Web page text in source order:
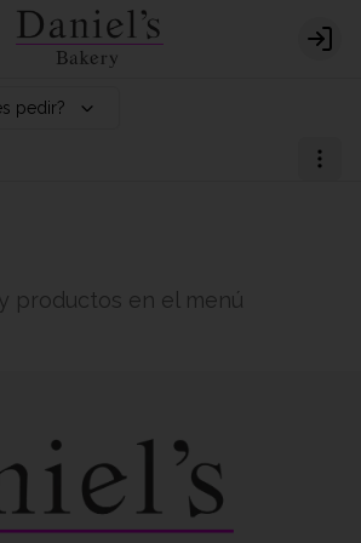
pedir?
productos en el menú